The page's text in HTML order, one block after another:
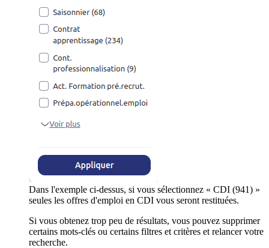
Dans l'exemple ci-dessus, si vous sélectionnez « CDI (941) »
seules les offres d'emploi en CDI vous seront restituées.
Si vous obtenez trop peu de résultats, vous pouvez supprimer
certains mots-clés ou certains filtres et critères et relancer votre
recherche.